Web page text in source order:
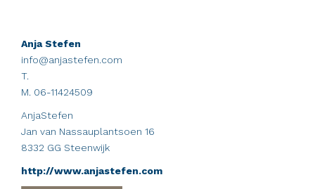
Anja Stefen
info@anjastefen.com
T.
M. 06-11424509
AnjaStefen
Jan van Nassauplantsoen 16
8332 GG Steenwijk
http://www.anjastefen.com